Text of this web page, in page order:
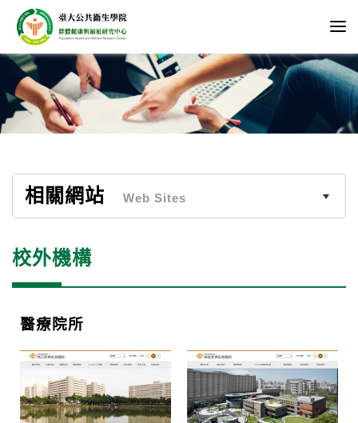
相關網站 Web Sites
校外機構
醫療院所